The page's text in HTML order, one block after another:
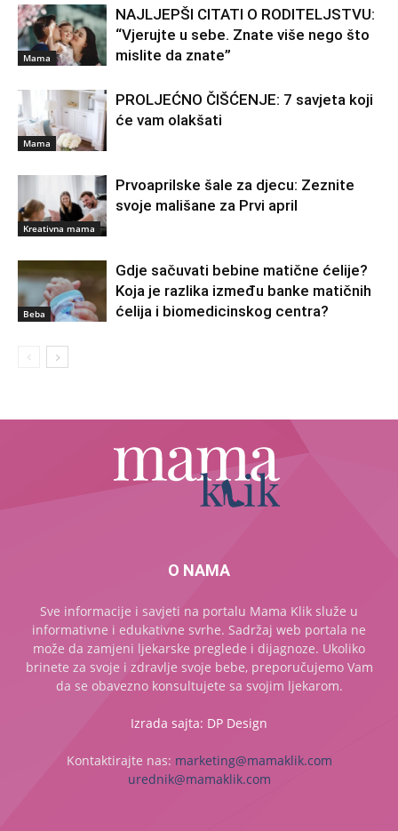
Mama
NAJLJEPŠI CITATI O RODITELJSTVU:
“Vjerujte u sebe. Znate više nego što
mislite da znate”
Mama
PROLJEĆNO ČIŠĆENJE: 7 savjeta koji
će vam olakšati
Kreativna mama
Prvoaprilske šale za djecu: Zeznite
svoje mališane za Prvi april
Beba
Gdje sačuvati bebine matične ćelije?
Koja je razlika između banke matičnih
ćelija i biomedicinskog centra?
O NAMA
Sve informacije i savjeti na portalu Mama Klik služe u
informativne i edukativne svrhe. Sadržaj web portala ne
može da zamjeni ljekarske preglede i dijagnoze. Ukoliko
brinete za svoje i zdravlje svoje bebe, preporučujemo Vam
da se obavezno konsultujete sa svojim ljekarom.
Izrada sajta: DP Design
Kontaktirajte nas: marketing@mamaklik.com
urednik@mamaklik.com